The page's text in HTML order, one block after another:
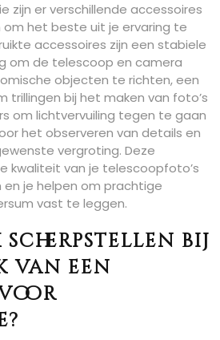
zijn er verschillende accessoires
om het beste uit je ervaring te
accessoires zijn een stabiele
om de telescoop en camera
objecten te richten, een
trillingen bij het maken van foto’s
om lichtvervuiling tegen te gaan
het observeren van details en
vergroting. Deze
kwaliteit van je telescoopfoto’s
en je helpen om prachtige
vast te leggen.
scherpstellen bij
van een